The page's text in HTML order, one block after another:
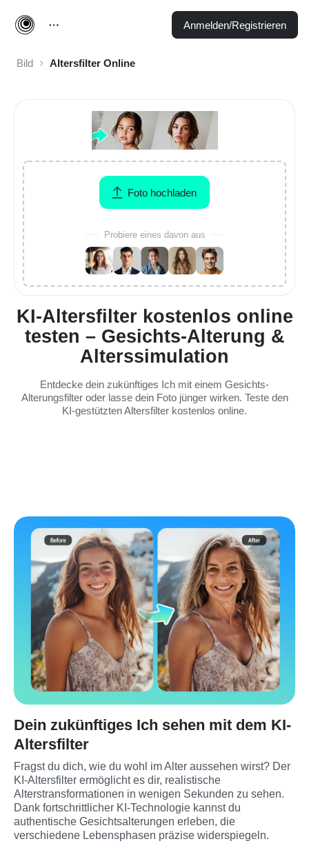
Anmelden/Registrieren
Bild Altersfilter Online
KI-Altersfilter kostenlos online
testen – Gesichts-Alterung &
Alterssimulation
Entdecke dein zukünftiges Ich mit einem Gesichts-
Alterungsfilter oder lasse dein Foto jünger wirken. Teste den
KI-gestützten Altersfilter kostenlos online.
Foto hochladen
Probiere eines davon aus
Dein zukünftiges Ich sehen mit dem KI-
Altersfilter
Fragst du dich, wie du wohl im Alter aussehen wirst? Der
KI-Altersfilter ermöglicht es dir, realistische
Alterstransformationen in wenigen Sekunden zu sehen.
Dank fortschrittlicher KI-Technologie kannst du
authentische Gesichtsalterungen erleben, die
verschiedene Lebensphasen präzise widerspiegeln.